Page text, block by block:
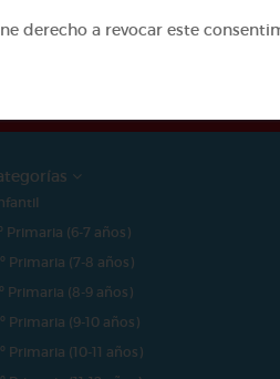
proyecto ha sido
Primaria (6-7 años)
Primaria (7-8 años)
Primaria (8-9 años)
Primaria (9-10 años)
Primaria (10-11 años)
derecho a revocar este